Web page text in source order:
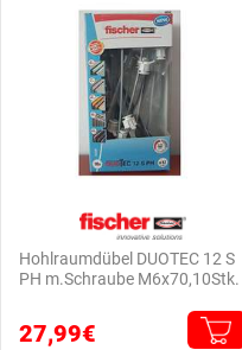
Hohlraumdübel DUOTEC 12 S
PH m.Schraube M6x70,10Stk.
27,99€